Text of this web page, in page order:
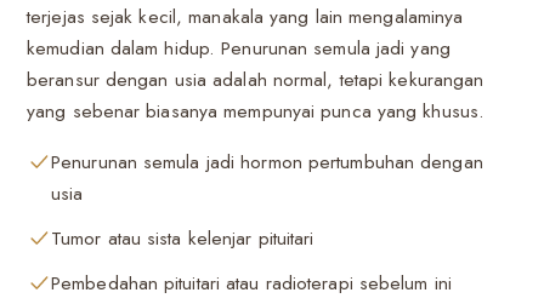
terjejas sejak kecil, manakala yang lain mengalaminya
kemudian dalam hidup. Penurunan semula jadi yang
beransur dengan usia adalah normal, tetapi kekurangan
yang sebenar biasanya mempunyai punca yang khusus.
Penurunan semula jadi hormon pertumbuhan dengan
usia
Tumor atau sista kelenjar pituitari
Pembedahan pituitari atau radioterapi sebelum ini